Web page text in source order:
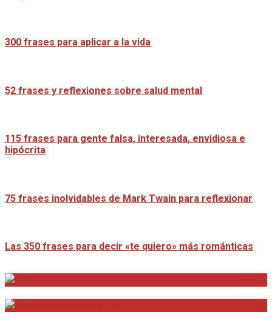
300 frases para aplicar a la vida
52 frases y reflexiones sobre salud mental
115 frases para gente falsa, interesada, envidiosa e
hipócrita
75 frases inolvidables de Mark Twain para reflexionar
Las 350 frases para decir «te quiero» más románticas